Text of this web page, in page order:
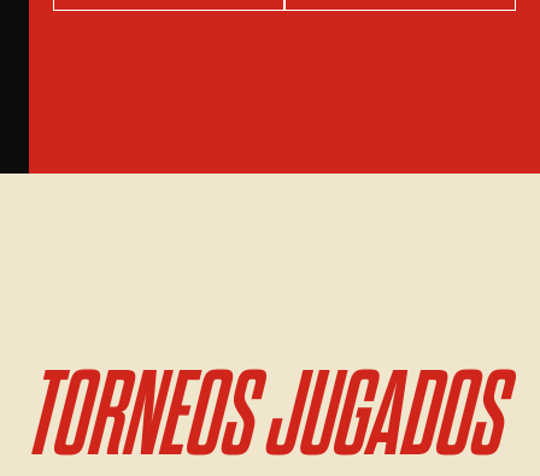
TORNEOS JUGADOS